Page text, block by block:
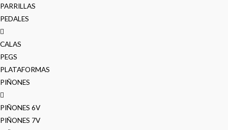
PARRILLAS
PEDALES
CALAS
PEGS
PLATAFORMAS
PIÑONES
PIÑONES 6V
PIÑONES 7V